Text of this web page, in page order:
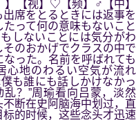
】【视】♡【频】♂【中】
席をとるときには返事を
って何の意味もないこと
しないことには気分がわ
のおかげでクラスの中で
った。名前を呼ばれても
心地のわるい空気が流れ
も誰にも話しかけなかっ
？”周瑜看向吕蒙，淡然
在史阿脑海中划过，直
的时候，这些念头才迅速